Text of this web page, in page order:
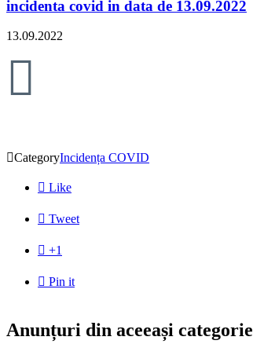
incidenta covid in data de 13.09.2022
13.09.2022

CategoryIncidența COVID
 Like
 Tweet
 +1
 Pin it
Anunțuri din aceeași categorie